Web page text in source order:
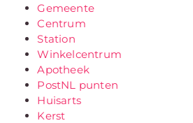
Gemeente
Centrum
Station
Winkelcentrum
Apotheek
PostNL punten
Huisarts
Kerst